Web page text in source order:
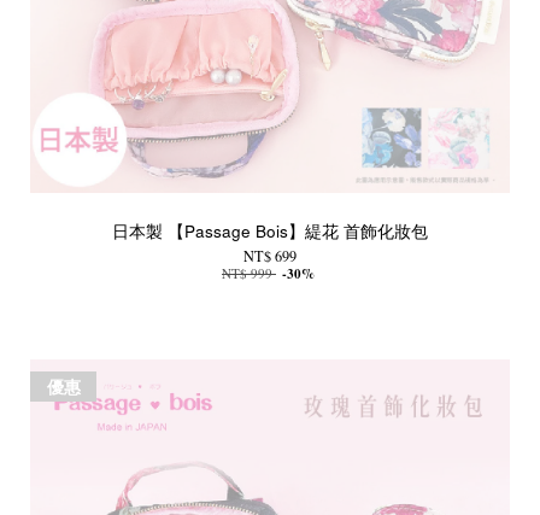
日本製 【Passage Bois】緹花 首飾化妝包
NT$ 699
NT$ 999 -30%
優惠